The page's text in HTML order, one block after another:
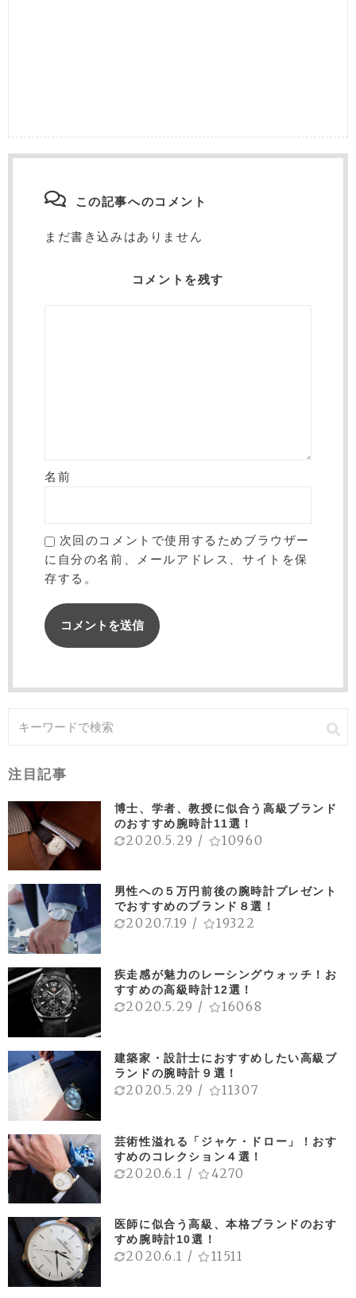
この記事へのコメント
まだ書き込みはありません
コメントを残す
名前
次回のコメントで使用するためブラウザー
に自分の名前、メールアドレス、サイトを保
存する。
注目記事
博士、学者、教授に似合う高級ブランド
のおすすめ腕時計11選！
2020.5.29 / 10960
男性への５万円前後の腕時計プレゼント
でおすすめのブランド８選！
2020.7.19 / 19322
疾走感が魅力のレーシングウォッチ！お
すすめの高級時計12選！
2020.5.29 / 16068
建築家・設計士におすすめしたい高級ブ
ランドの腕時計９選！
2020.5.29 / 11307
芸術性溢れる「ジャケ・ドロー」！おす
すめのコレクション４選！
2020.6.1 / 4270
医師に似合う高級、本格ブランドのおす
すめ腕時計10選！
2020.6.1 / 11511